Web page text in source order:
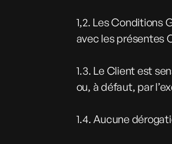
1,2. Les Conditions
avec les présentes
1.3. Le Client est
ou, à défaut, par
1.4. Aucune